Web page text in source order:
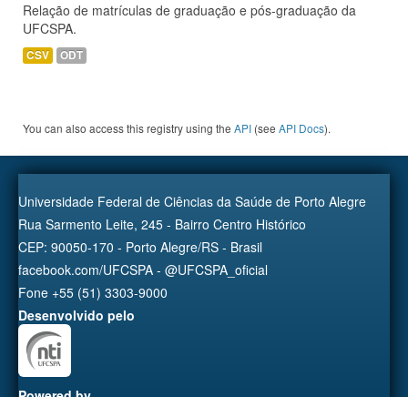
Relação de matrículas de graduação e pós-graduação da
UFCSPA.
CSV ODT
You can also access this registry using the API (see API Docs).
Universidade Federal de Ciências da Saúde de Porto Alegre
Rua Sarmento Leite, 245 - Bairro Centro Histórico
CEP: 90050-170 - Porto Alegre/RS - Brasil
facebook.com/UFCSPA - @UFCSPA_oficial
Fone +55 (51) 3303-9000
Desenvolvido pelo